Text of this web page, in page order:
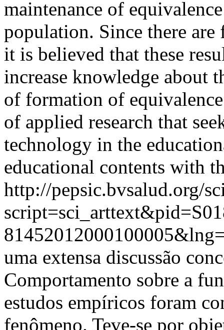
maintenance of
population. Since there
it is believed that these
increase knowledge about
of formation of
of applied research that
technology in the
educational contents with
http://pepsic.bvsalud.org/
uma extensa discussão
Comportamento sobre a
estudos empíricos foram
fenômeno. Teve-se por